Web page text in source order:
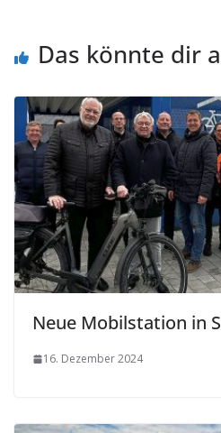
Das könnte dir
Neue Mobilstation in
16. Dezember 2024